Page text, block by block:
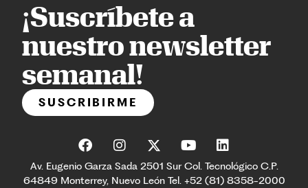
¡Suscríbete a
nuestro newsletter
semanal!
SUSCRIBIRME
Av. Eugenio Garza Sada 2501 Sur Col. Tecnológico C.P.
64849 Monterrey, Nuevo León Tel. +52 (81) 8358-2000